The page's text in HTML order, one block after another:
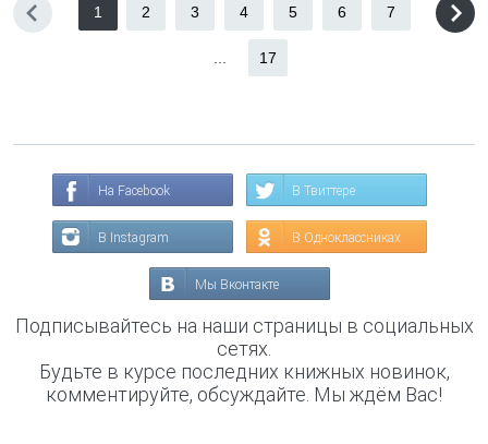
1 2 3 4 5 6 7
17
На Facebook В Твиттере
В Instagram В Одноклассниках
Мы Вконтакте
Подписывайтесь на наши страницы в социальных
сетях.
Будьте в курсе последних книжных новинок,
комментируйте, обсуждайте. Мы ждём Вас!